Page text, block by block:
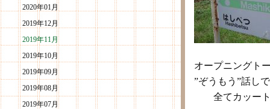
2020年01月
2019年12月
2019年11月
2019年10月
2019年09月
2019年08月
2019年07月
オープニングト
”ぞうもう”話し
全てカッー